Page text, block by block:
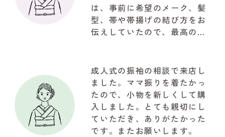
は、事前に希望のメーク、髪
型、帯や帯揚げの結び方をお
伝えしていたので、最高の仕
以上の写真が取れて大満足で
した。関わって下さいました
『やまと』のスタッフの皆様
に感謝でいっぱいです!!!有難
うございました
成人式の振袖の相談で来店し
ました。ママ振りを着たかっ
たので、小物を新しくして購
入しました。とても親切にし
ていただき、ありがたかった
です。またお願いします。